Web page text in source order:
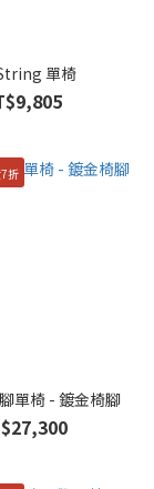
單椅
折
單椅 - 鍍金椅腳